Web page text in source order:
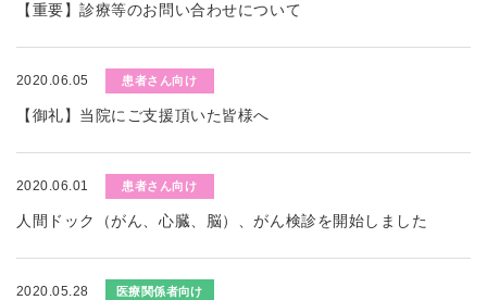
【重要】診療等のお問い合わせについて
2020.06.05 患者さん向け
【御礼】当院にご支援頂いた皆様へ
2020.06.01 患者さん向け
人間ドック（がん、心臓、脳）、がん検診を開始しました
2020.05.28 医療関係者向け